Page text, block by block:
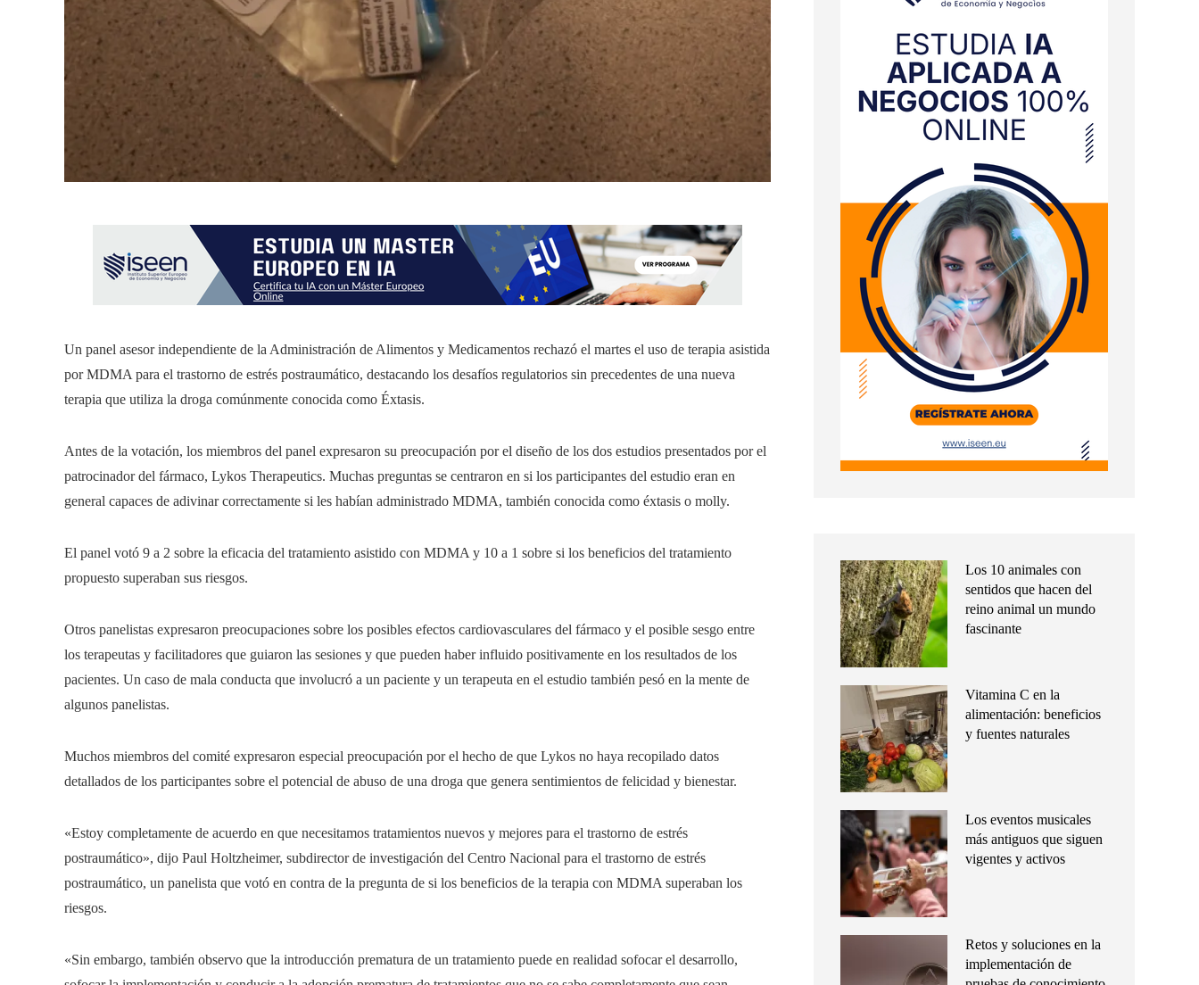
Un panel asesor independiente de la Administración de Alimentos y Medicamentos rechazó el martes el uso de terapia asistida
por MDMA para el trastorno de estrés postraumático, destacando los desafíos regulatorios sin precedentes de una nueva
terapia que utiliza la droga comúnmente conocida como Éxtasis.
Antes de la votación, los miembros del panel expresaron su preocupación por el diseño de los dos estudios presentados por el
patrocinador del fármaco, Lykos Therapeutics. Muchas preguntas se centraron en si los participantes del estudio eran en
general capaces de adivinar correctamente si les habían administrado MDMA, también conocida como éxtasis o molly.
El panel votó 9 a 2 sobre la eficacia del tratamiento asistido con MDMA y 10 a 1 sobre si los beneficios del tratamiento
propuesto superaban sus riesgos.
Otros panelistas expresaron preocupaciones sobre los posibles efectos cardiovasculares del fármaco y el posible sesgo entre
los terapeutas y facilitadores que guiaron las sesiones y que pueden haber influido positivamente en los resultados de los
pacientes. Un caso de mala conducta que involucró a un paciente y un terapeuta en el estudio también pesó en la mente de
algunos panelistas.
Muchos miembros del comité expresaron especial preocupación por el hecho de que Lykos no haya recopilado datos
detallados de los participantes sobre el potencial de abuso de una droga que genera sentimientos de felicidad y bienestar.
«Estoy completamente de acuerdo en que necesitamos tratamientos nuevos y mejores para el trastorno de estrés
postraumático», dijo Paul Holtzheimer, subdirector de investigación del Centro Nacional para el trastorno de estrés
postraumático, un panelista que votó en contra de la pregunta de si los beneficios de la terapia con MDMA superaban los
riesgos.
«Sin embargo, también observo que la introducción prematura de un tratamiento puede en realidad sofocar el desarrollo,
Los 10 animales con
sentidos que hacen del
reino animal un mundo
fascinante
Vitamina C en la
alimentación: beneficios
y fuentes naturales
Los eventos musicales
más antiguos que siguen
vigentes y activos
Retos y soluciones en la
implementación de